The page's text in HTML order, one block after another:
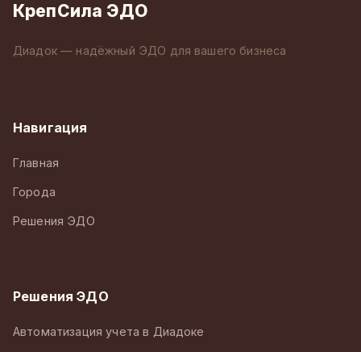
КрепСила ЭДО
Диадок — надёжный ЭДО для вашего бизнеса
Навигация
Главная
Города
Решения ЭДО
Решения ЭДО
Автоматизация учета в Диадоке